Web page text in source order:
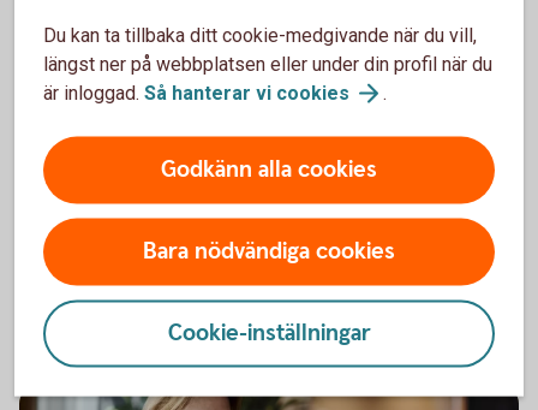
Har olyckan varit framme?
Här kan du göra din anmälan och ansöka om
ersättning.
Skadeanmälan – anmäl
Du kan ta tillbaka ditt cookie-medgivande när du vill,
längst ner på webbplatsen eller under din profil när du
är inloggad. Så hanterar vi cookies .
Godkänn alla cookies
Bara nödvändiga cookies
Cookie-inställningar